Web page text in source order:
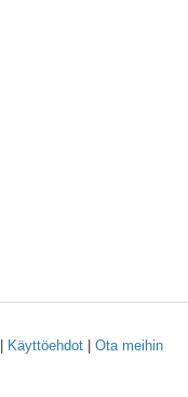
Käyttöehdot| Ota meihin